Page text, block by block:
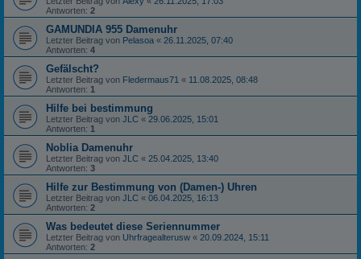
Antworten: 2
GAMUNDIA 955 Damenuhr
Letzter Beitrag von Pelasoa « 26.11.2025, 07:40
Antworten: 4
Gefälscht?
Letzter Beitrag von Fledermaus71 « 11.08.2025, 08:48
Antworten: 1
Hilfe bei bestimmung
Letzter Beitrag von JLC « 29.06.2025, 15:01
Antworten: 1
Noblia Damenuhr
Letzter Beitrag von JLC « 25.04.2025, 13:40
Antworten: 3
Hilfe zur Bestimmung von (Damen-) Uhren
Letzter Beitrag von JLC « 06.04.2025, 16:13
Antworten: 2
Was bedeutet diese Seriennummer
Letzter Beitrag von Uhrfragealterusw « 20.09.2024, 15:11
Antworten: 2